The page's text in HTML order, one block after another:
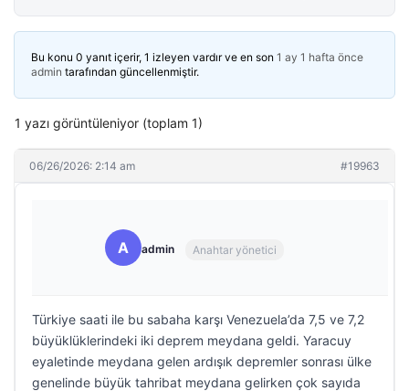
Bu konu 0 yanıt içerir, 1 izleyen vardır ve en son 1 ay 1 hafta önce
admin tarafından güncellenmiştir.
1 yazı görüntüleniyor (toplam 1)
06/26/2026: 2:14 am #19963
A admin Anahtar yönetici
Türkiye saati ile bu sabaha karşı Venezuela’da 7,5 ve 7,2
büyüklüklerindeki iki deprem meydana geldi. Yaracuy
eyaletinde meydana gelen ardışık depremler sonrası ülke
genelinde büyük tahribat meydana gelirken çok sayıda